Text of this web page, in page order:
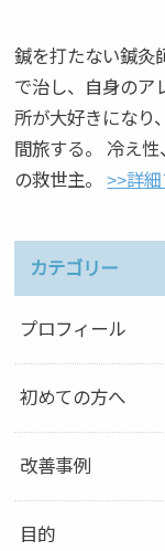
鍼を打たない鍼灸
で治し、自身のア
所が大好きになり
間旅する。 冷え
の救世主。>>詳
カテゴリー
プロフィール
初めての方へ
改善事例
目的